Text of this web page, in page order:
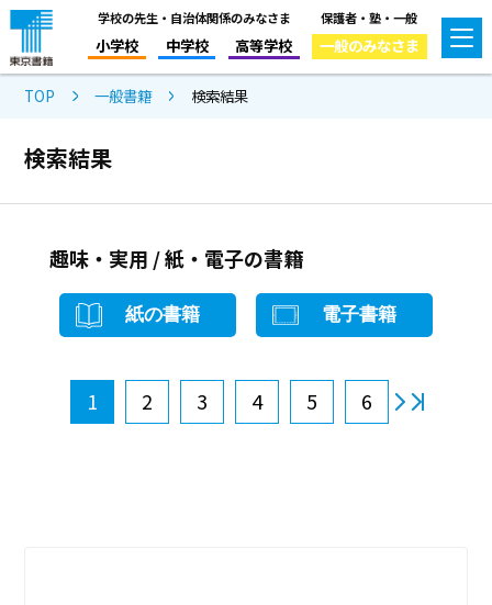
学校の先生・自治体関係のみなさま
小学校 中学校 高等学校
保護者・塾・一般
一般のみなさま
TOP 一般書籍 検索結果
検索結果
趣味・実用 / 紙・電子の書籍
紙の書籍 電子書籍
1 2 3 4 5 6